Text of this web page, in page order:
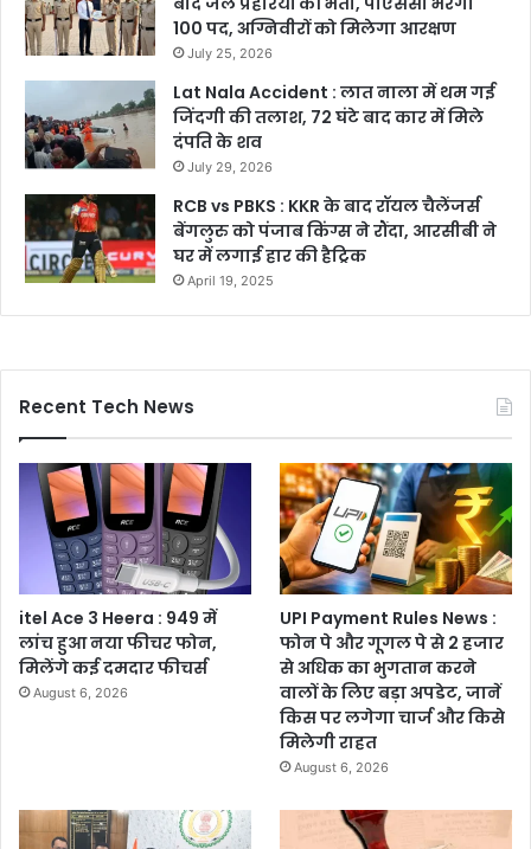
100 पद, अग्निवीरों को मिलेगा आरक्षण
July 25, 2026
Lat Nala Accident : लात नाला में थम गई
जिंदगी की तलाश, 72 घंटे बाद कार में मिले
दंपति के शव
July 29, 2026
RCB vs PBKS : KKR के बाद रॉयल चैलेंजर्स
बेंगलुरु को पंजाब किंग्स ने रौंदा, आरसीबी ने
घर में लगाई हार की हैट्रिक
April 19, 2025
Recent Tech News
itel Ace 3 Heera : 949 में
लांच हुआ नया फीचर फोन,
मिलेंगे कई दमदार फीचर्स
August 6, 2026
UPI Payment Rules News :
फोन पे और गूगल पे से 2 हजार
से अधिक का भुगतान करने
वालों के लिए बड़ा अपडेट, जानें
किस पर लगेगा चार्ज और किसे
मिलेगी राहत
August 6, 2026